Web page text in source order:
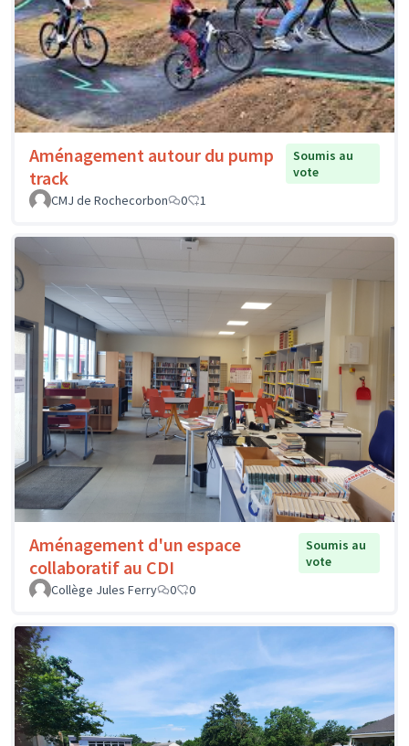
Aménagement autour du pump
track
Soumis au
vote
CMJ de Rochecorbon
0 1
Aménagement d'un espace
collaboratif au CDI
Soumis au
vote
Collège Jules Ferry
0 0